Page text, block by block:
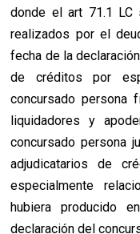
donde el art 71.1
realizados por el
fecha de la
de créditos por
concursado persona
liquidadores y
concursado persona
adjudicatarios de
especialmente
hubiera producido
declaración del